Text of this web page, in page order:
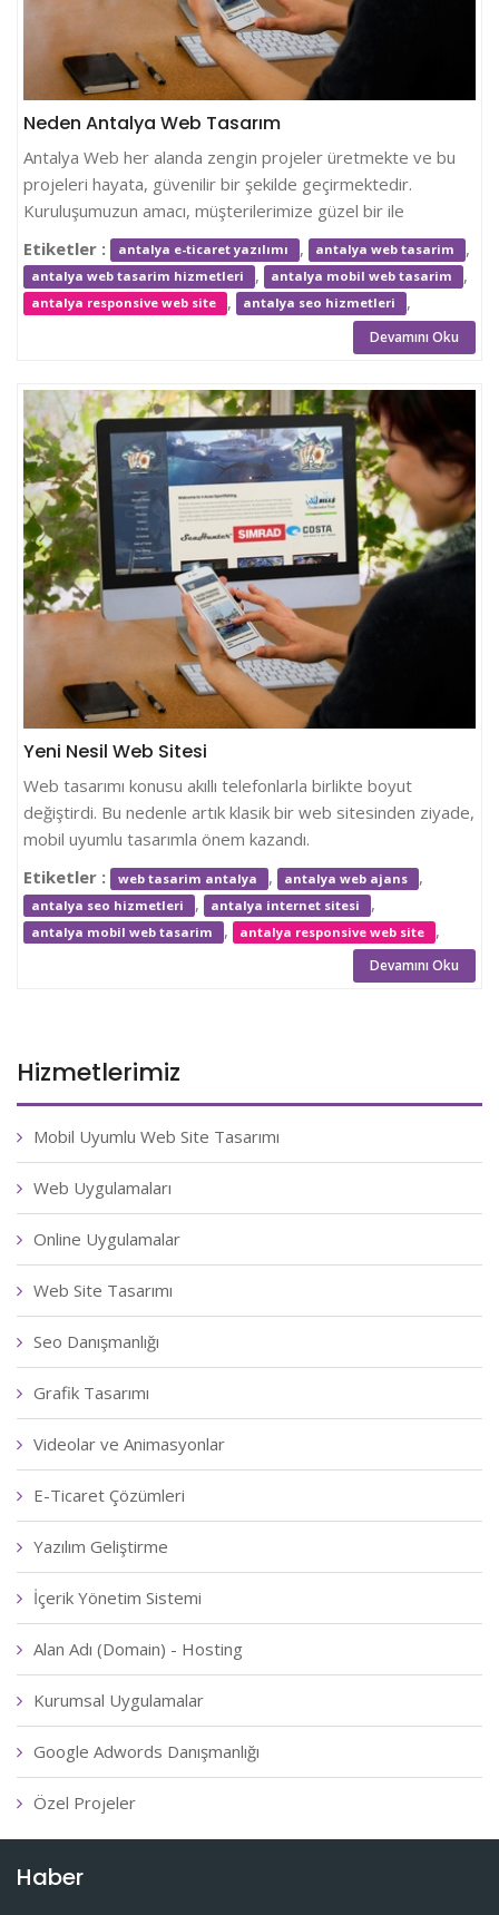
Neden Antalya Web Tasarım
Antalya Web her alanda zengin projeler üretmekte ve bu
projeleri hayata, güvenilir bir şekilde geçirmektedir.
Kuruluşumuzun amacı, müşterilerimize güzel bir ile
Etiketler :
antalya e-ticaret yazılımı , antalya web tasarim ,
antalya web tasarim hizmetleri , antalya mobil web tasarim ,
antalya responsive web site , antalya seo hizmetleri ,
Devamını Oku
Yeni Nesil Web Sitesi
Web tasarımı konusu akıllı telefonlarla birlikte boyut
değiştirdi. Bu nedenle artık klasik bir web sitesinden ziyade,
mobil uyumlu tasarımla önem kazandı.
Etiketler :
web tasarim antalya , antalya web ajans ,
antalya seo hizmetleri , antalya internet sitesi ,
antalya mobil web tasarim , antalya responsive web site ,
Devamını Oku
Hizmetlerimiz
Mobil Uyumlu Web Site Tasarımı
Web Uygulamaları
Online Uygulamalar
Web Site Tasarımı
Seo Danışmanlığı
Grafik Tasarımı
Videolar ve Animasyonlar
E-Ticaret Çözümleri
Yazılım Geliştirme
İçerik Yönetim Sistemi
Alan Adı (Domain) - Hosting
Kurumsal Uygulamalar
Google Adwords Danışmanlığı
Özel Projeler
Haber